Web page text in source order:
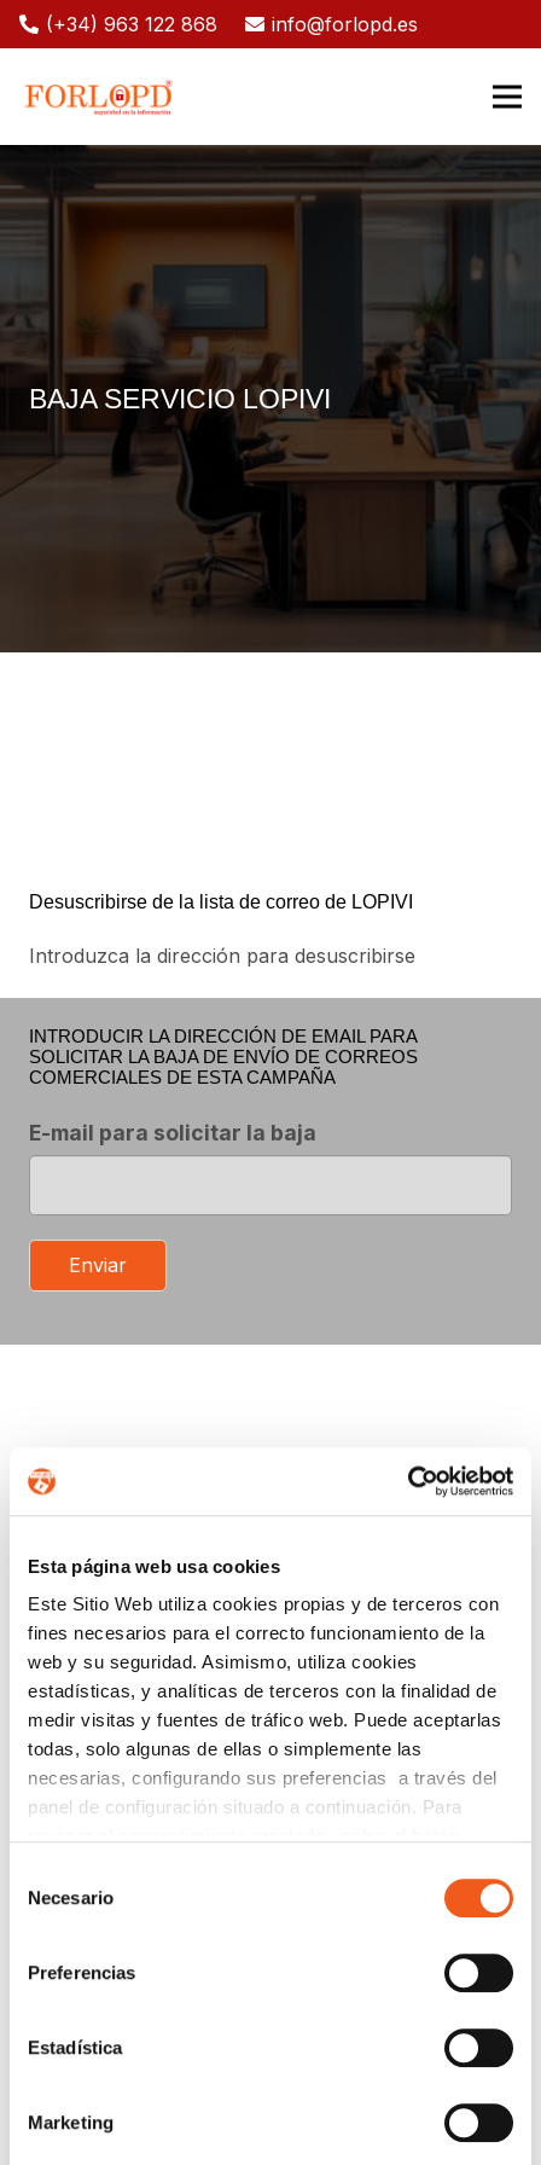
Esta página web usa cookies
Este Sitio Web utiliza cookies propias y de terceros con
fines necesarios para el correcto funcionamiento de la
web y su seguridad. Asimismo, utiliza cookies
estadísticas, y analíticas de terceros con la finalidad de
medir visitas y fuentes de tráfico web. Puede aceptarlas
todas, solo algunas de ellas o simplemente las
necesarias, configurando sus preferencias a través del
panel de configuración situado a continuación. Para
consultar nuestra política de cookies
política de cookies
Necesario
Preferencias
Estadística
Marketing
(+34) 963 122 868 info@forlopd.es
BAJA SERVICIO LOPIVI
Desuscribirse de la lista de correo de LOPIVI
Introduzca la dirección para desuscribirse
INTRODUCIR LA DIRECCIÓN DE EMAIL PARA
SOLICITAR LA BAJA DE ENVÍO DE CORREOS
COMERCIALES DE ESTA CAMPAÑA
E-mail para solicitar la baja
Enviar